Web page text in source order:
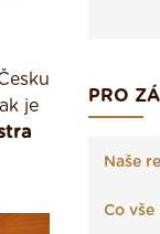
je
PRO
Naše
Co